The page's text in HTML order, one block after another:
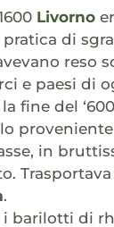
Livorno
di
reso
e paesi di
fine del
in
Trasportava
.
barilotti di